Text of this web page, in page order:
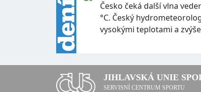
Česko čeká další vlna
°C. Český
vysokými teplotami a
JIHLAVSKÁ UNIE
SERVISNÍ CENTRUM SPORTU